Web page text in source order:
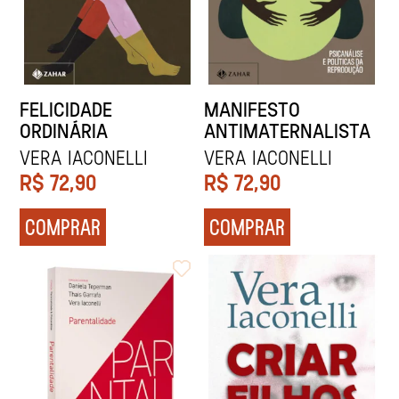
FELICIDADE
ORDINÁRIA
Vera Iaconelli
R$ 72,90
COMPRAR
MANIFESTO
ANTIMATERNALISTA
Vera Iaconelli
R$ 72,90
COMPRAR